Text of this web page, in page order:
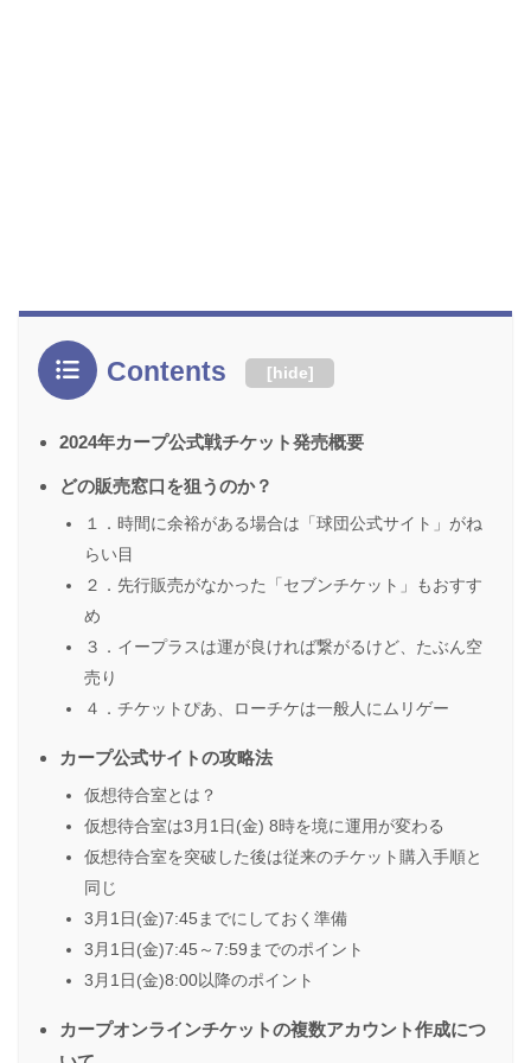
Contents [hide]
2024年カープ公式戦チケット発売概要
どの販売窓口を狙うのか？
１．時間に余裕がある場合は「球団公式サイト」がね
らい目
２．先行販売がなかった「セブンチケット」もおすす
め
３．イープラスは運が良ければ繋がるけど、たぶん空
売り
４．チケットぴあ、ローチケは一般人にムリゲー
カープ公式サイトの攻略法
仮想待合室とは？
仮想待合室は3月1日(金) 8時を境に運用が変わる
仮想待合室を突破した後は従来のチケット購入手順と
同じ
3月1日(金)7:45までにしておく準備
3月1日(金)7:45～7:59までのポイント
3月1日(金)8:00以降のポイント
カープオンラインチケットの複数アカウント作成につ